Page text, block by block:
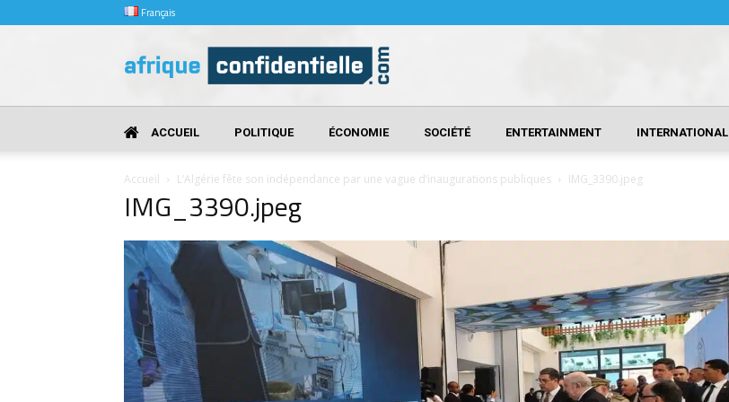
Français
Confidentielle
ACCUEIL POLITIQUE ÉCONOMIE SOCIÉTÉ ENTERTAINMENT INTERNATIONAL
Accueil L’Algérie fête son indépendance par une vague d’inaugurations publiques IMG_3390.jpeg
IMG_3390.jpeg